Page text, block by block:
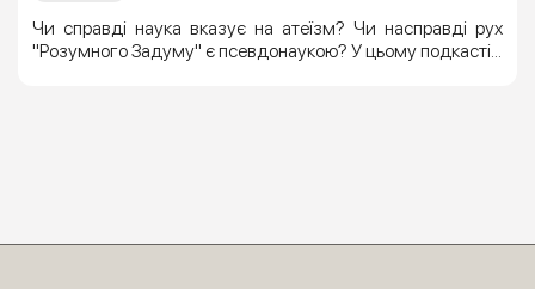
Чи справді наука вказує на атеїзм? Чи насправді рух
"Розумного Задуму" є псевдонаукою? У цьому подкасті...